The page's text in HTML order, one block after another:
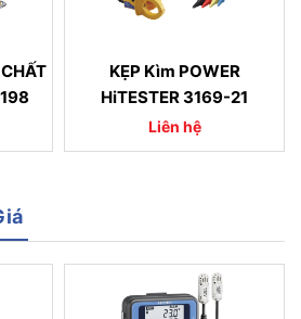
KẸP Kìm POWER
HiTESTER 3169-21
Liên hệ